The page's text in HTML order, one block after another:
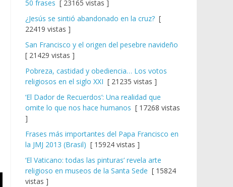
50 frases [ 23165 vistas ]
¿Jesús se sintió abandonado en la cruz? [
22419 vistas ]
San Francisco y el origen del pesebre navideño
[ 21429 vistas ]
Pobreza, castidad y obediencia… Los votos
religiosos en el siglo XXI [ 21235 vistas ]
‘El Dador de Recuerdos’: Una realidad que
omite lo que nos hace humanos [ 17268 vistas
]
Frases más importantes del Papa Francisco en
la JMJ 2013 (Brasil) [ 15924 vistas ]
‘El Vaticano: todas las pinturas’ revela arte
religioso en museos de la Santa Sede [ 15824
vistas ]